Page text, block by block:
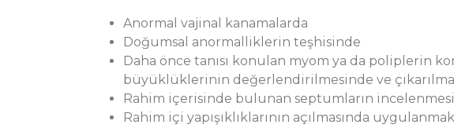
Anormal vajinal kanamalarda
Doğumsal anormalliklerin teşhisinde
Daha önce tanısı konulan myom ya da poliplerin
büyüklüklerinin değerlendirilmesinde ve
Rahim içerisinde bulunan septumların
Rahim içi yapışıklıklarının açılmasında